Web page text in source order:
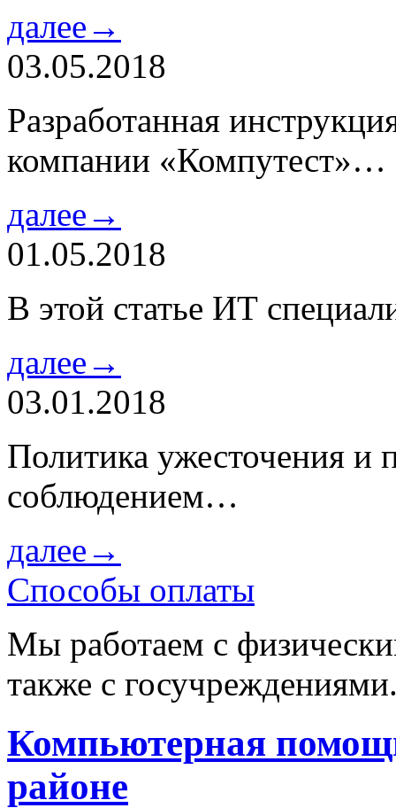
далее→
03.05.2018
Разработанная
компании «Компутест»…
далее→
01.05.2018
В этой статье ИТ
далее→
03.01.2018
Политика ужесточения и
соблюдением…
далее→
Способы оплаты
Мы работаем с
также с
Компьютерная
районе